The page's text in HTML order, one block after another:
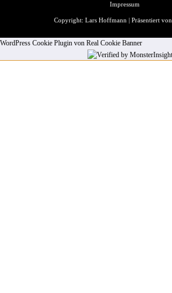
Impressum
Copyright: Lars Hoffmann | Präsentiert von
WordPress Cookie Plugin von Real Cookie Banner